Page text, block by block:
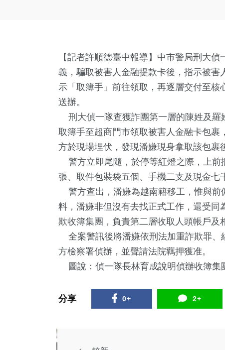
【記者許順德臺中報導】中市警局刑大
義，騙取被害人金融提款卡後，指示被
示「取簿手」前往領取，再逐層交付至
送辦。
刑大偵一隊查獲詐團第一層的陳姓及羅
取簿手至超商門市領取被害人金融卡包
方於現場埋伏，發現潘嫌現身拿取該包裹
警方立即尾隨，於停等紅燈之際，上前
張、取件包裝袋五個、手機二支及現金七
警方查出，潘嫌為越南籍移工，惟與前
料，潘嫌非但沒有去找正式工作，還受
欺收簿集團，負責第二層收取人頭帳戶及
全案警訊後將潘嫌依刑法加重詐欺罪、
方檢察署偵辦，並聲請法院羈押獲准。
圖說：偵一隊長林育成說明偵辦收簿集
分享 0+ 2+